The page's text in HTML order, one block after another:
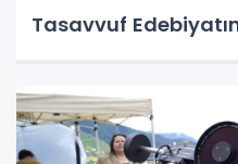
Tasavvuf